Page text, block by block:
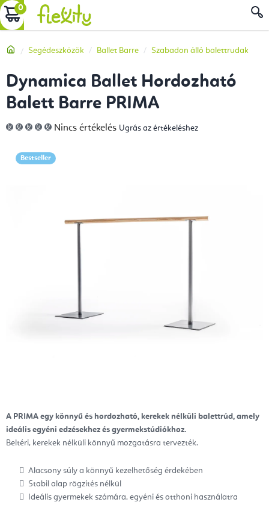
Ugrás
a
tartalomhoz
KOSÁR
Kezdőlap
Segédeszközök Ballet Barre Szabadon álló balettrudak
A PRIMA egy könnyű és hordozható, kerekek nélküli balettrúd, amely
ideális egyéni edzésekhez és gyermekstúdiókhoz.
Beltéri, kerekek nélküli könnyű mozgatásra tervezték.
Alacsony súly a könnyű kezelhetőség érdekében
Stabil alap rögzítés nélkül
Ideális gyermekek számára, egyéni és otthoni használatra
Dynamica Ballet Hordozható
Balett Barre PRIMA
A
termék
5-
ből
Nincs értékelés Ugrás az értékeléshez
Bestseller